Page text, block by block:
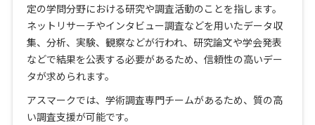
定の学問分野における研究や調査活動のことを指します。
ネットリサーチやインタビュー調査などを用いたデータ収
集、分析、実験、観察などが行われ、研究論文や学会発表
などで結果を公表する必要があるため、信頼性の高いデー
タが求められます。
アスマークでは、学術調査専門チームがあるため、質の高
い調査支援が可能です。